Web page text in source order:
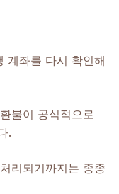
계좌를 다시 확인해
불이 공식적으로
.
리되기까지는 종종